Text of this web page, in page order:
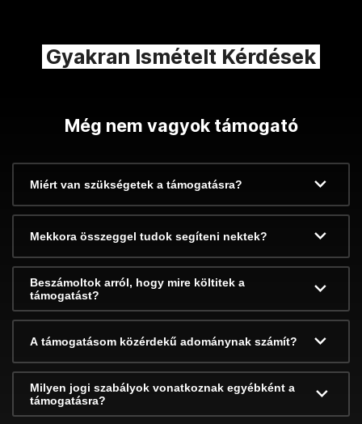
Gyakran Ismételt Kérdések
Még nem vagyok támogató
Miért van szükségetek a támogatásra?
Mekkora összeggel tudok segíteni nektek?
Beszámoltok arról, hogy mire költitek a
támogatást?
A támogatásom közérdekű adománynak számít?
Milyen jogi szabályok vonatkoznak egyébként a
támogatásra?